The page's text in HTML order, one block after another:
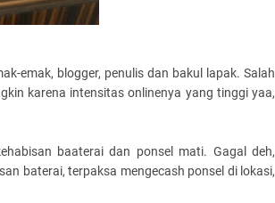
emak, blogger, penulis dan bakul lapak. Salah
karena intensitas onlinenya yang tinggi yaa,
baaterai dan ponsel mati. Gagal deh,
baterai, terpaksa mengecash ponsel di lokasi,